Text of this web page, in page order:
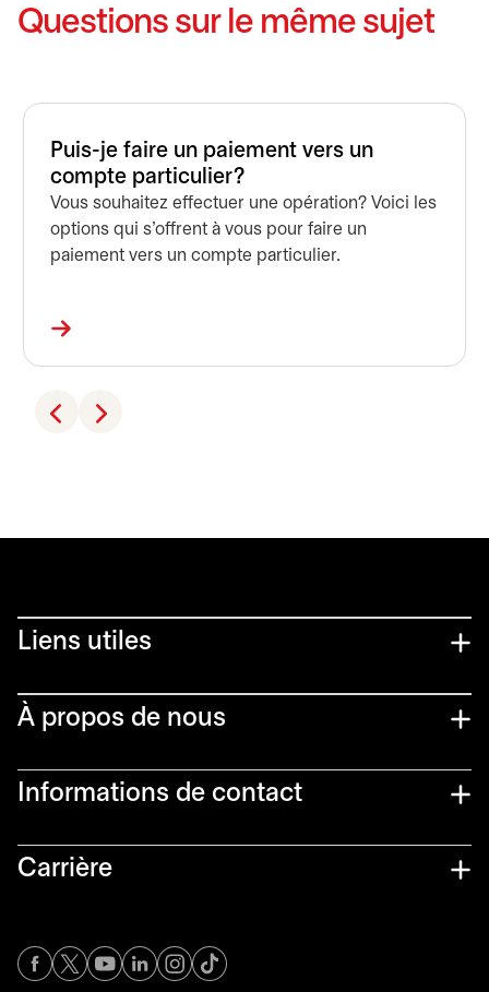
Questions sur le même sujet
Puis-je faire un paiement vers un
compte particulier?
Vous souhaitez effectuer une opération? Voici les
options qui s’offrent à vous pour faire un
paiement vers un compte particulier.
Liens utiles​
À propos de nous
Informations de contact​
Carrière
s’ouvre dans un nouvel onglet
s’ouvre dans un nouvel onglet
s’ouvre dans un nouvel onglet
s’ouvre dans un nouvel onglet
s’ouvre dans un nouvel onglet